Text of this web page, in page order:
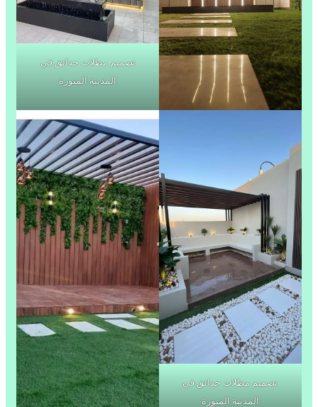
تصميم مظلات حدائق في
المدينة المنورة
تصميم مظلات حدائق في
المدينة المنورة